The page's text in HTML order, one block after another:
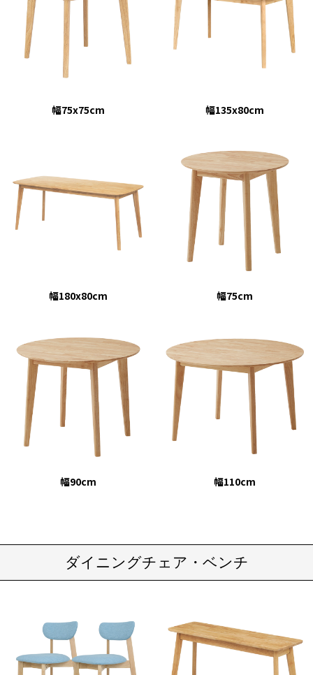
幅75x75cm 幅135x80cm
幅180x80cm 幅75cm
幅90cm 幅110cm
ダイニングチェア・ベンチ